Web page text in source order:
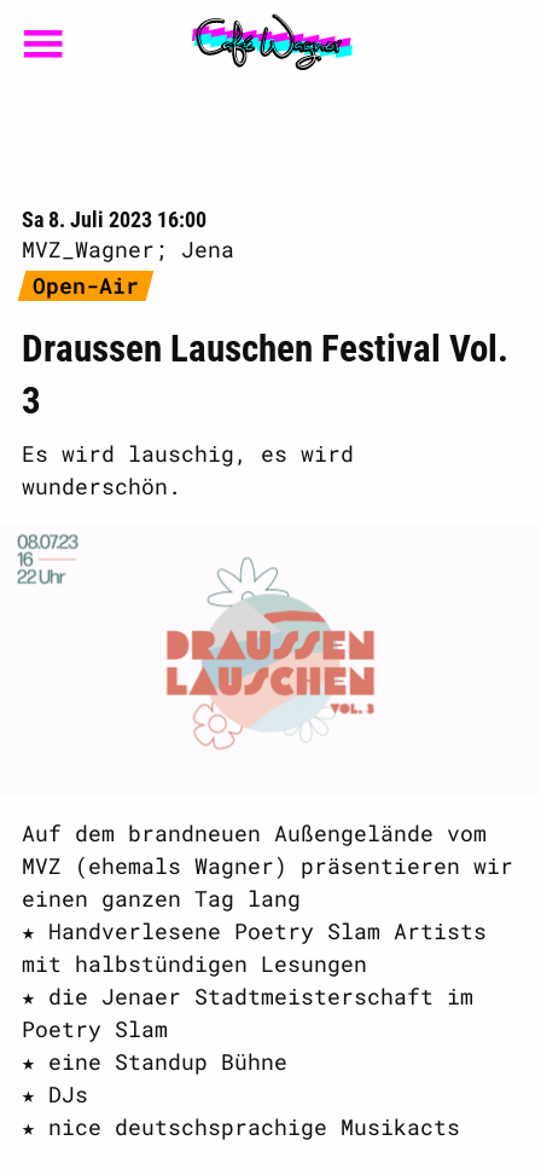
Sa 8. Juli 2023 16:00
MVZ_Wagner; Jena
Open-Air
Draussen Lauschen Festival Vol.
3
Es wird lauschig, es wird
wunderschön.
Auf dem brandneuen Außengelände vom
MVZ (ehemals Wagner) präsentieren wir
einen ganzen Tag lang
★ Handverlesene Poetry Slam Artists
mit halbstündigen Lesungen
★ die Jenaer Stadtmeisterschaft im
Poetry Slam
★ eine Standup Bühne
★ DJs
★ nice deutschsprachige Musikacts